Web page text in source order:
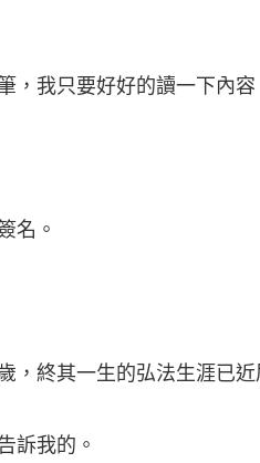
，我只要好好的讀一下內容
名。
，終其一生的弘法生涯已近
訴我的。